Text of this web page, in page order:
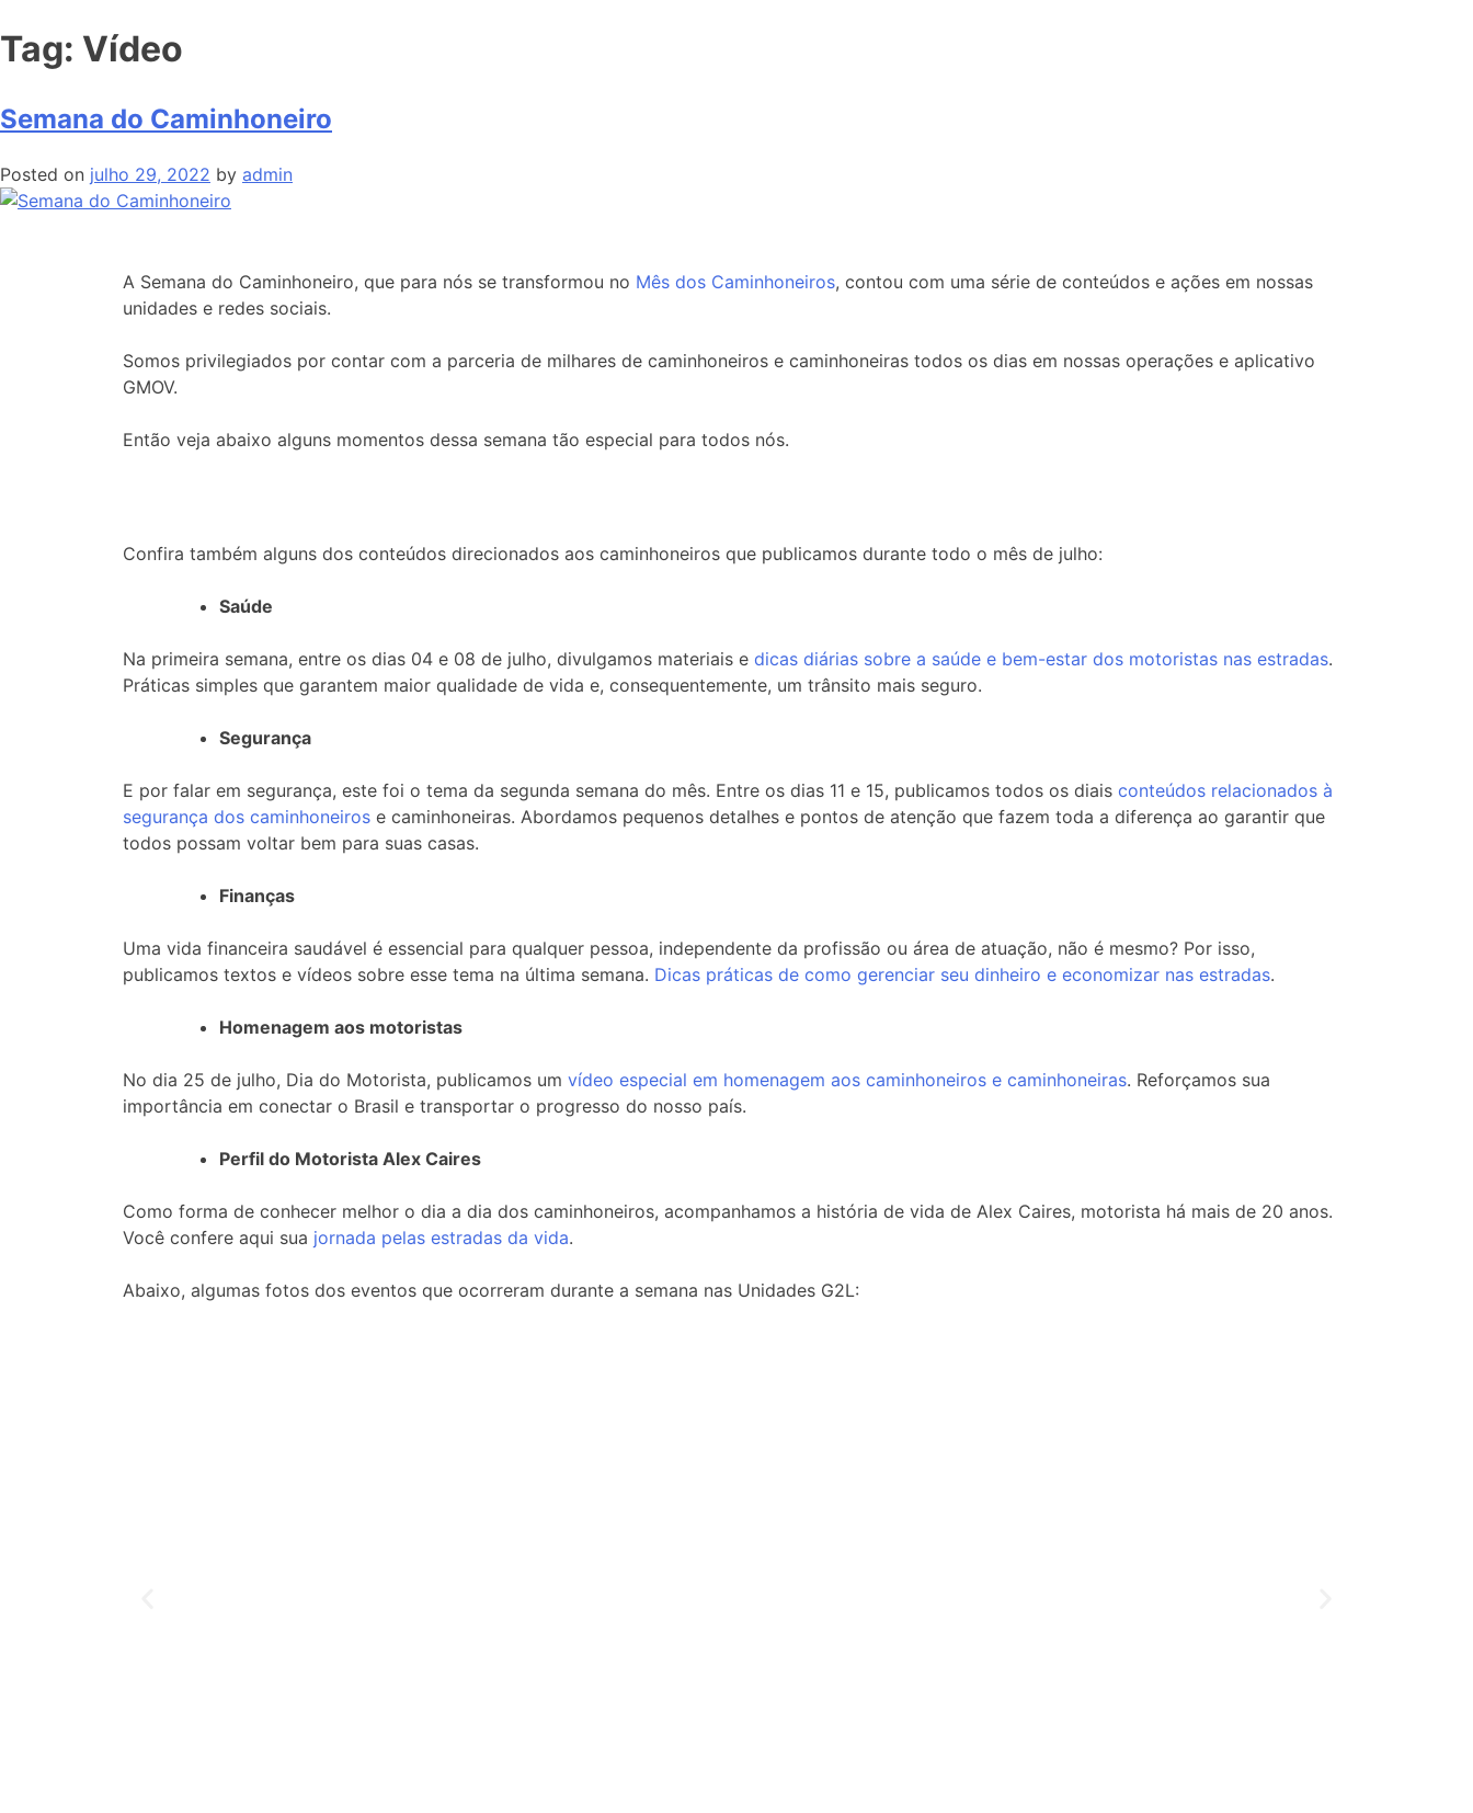
Tag: Vídeo
Semana do Caminhoneiro
Posted on julho 29, 2022 by admin
A Semana do Caminhoneiro, que para nós se transformou no Mês dos Caminhoneiros, contou com uma série de conteúdos e ações em nossas
unidades e redes sociais.
Somos privilegiados por contar com a parceria de milhares de caminhoneiros e caminhoneiras todos os dias em nossas operações e aplicativo
GMOV.
Então veja abaixo alguns momentos dessa semana tão especial para todos nós.
Confira também alguns dos conteúdos direcionados aos caminhoneiros que publicamos durante todo o mês de julho:
Saúde
Na primeira semana, entre os dias 04 e 08 de julho, divulgamos materiais e dicas diárias sobre a saúde e bem-estar dos motoristas nas estradas.
Práticas simples que garantem maior qualidade de vida e, consequentemente, um trânsito mais seguro.
Segurança
E por falar em segurança, este foi o tema da segunda semana do mês. Entre os dias 11 e 15, publicamos todos os diais conteúdos relacionados à
segurança dos caminhoneiros e caminhoneiras. Abordamos pequenos detalhes e pontos de atenção que fazem toda a diferença ao garantir que
todos possam voltar bem para suas casas.
Finanças
Uma vida financeira saudável é essencial para qualquer pessoa, independente da profissão ou área de atuação, não é mesmo? Por isso,
publicamos textos e vídeos sobre esse tema na última semana. Dicas práticas de como gerenciar seu dinheiro e economizar nas estradas.
Homenagem aos motoristas
No dia 25 de julho, Dia do Motorista, publicamos um vídeo especial em homenagem aos caminhoneiros e caminhoneiras. Reforçamos sua
importância em conectar o Brasil e transportar o progresso do nosso país.
Perfil do Motorista Alex Caires
Como forma de conhecer melhor o dia a dia dos caminhoneiros, acompanhamos a história de vida de Alex Caires, motorista há mais de 20 anos.
Você confere aqui sua jornada pelas estradas da vida.
Abaixo, algumas fotos dos eventos que ocorreram durante a semana nas Unidades G2L: